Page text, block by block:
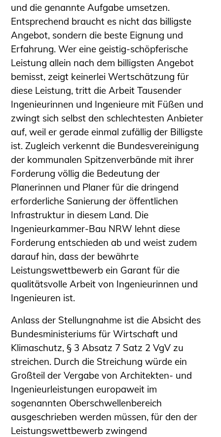
Bauherren-ABC
Informationen für Schülerinnen,
Schüler und Studierende
Projekte für Schülerinnen und Schüler
START.ING. Das Studierenden Praxis-
Programm
Wissenswertes für Studierende
Wettbewerbe für Studierende
BLING.BLING.
Kammer Newsletter
Presse
Kontakt und Anfahrt
Impressum
Datenschutz
Ingenieurakademie West
und die genannte Aufgabe umsetzen.
Entsprechend braucht es nicht das billigste
Angebot, sondern die beste Eignung und
Erfahrung. Wer eine geistig-schöpferische
Leistung allein nach dem billigsten Angebot
bemisst, zeigt keinerlei Wertschätzung für
diese Leistung, tritt die Arbeit Tausender
Ingenieurinnen und Ingenieure mit Füßen und
zwingt sich selbst den schlechtesten Anbieter
auf, weil er gerade einmal zufällig der Billigste
ist. Zugleich verkennt die Bundesvereinigung
der kommunalen Spitzenverbände mit ihrer
Forderung völlig die Bedeutung der
Planerinnen und Planer für die dringend
erforderliche Sanierung der öffentlichen
Infrastruktur in diesem Land. Die
Ingenieurkammer-Bau NRW lehnt diese
Forderung entschieden ab und weist zudem
darauf hin, dass der bewährte
Leistungswettbewerb ein Garant für die
qualitätsvolle Arbeit von Ingenieurinnen und
Ingenieuren ist.
Anlass der Stellungnahme ist die Absicht des
Bundesministeriums für Wirtschaft und
Klimaschutz, § 3 Absatz 7 Satz 2 VgV zu
streichen. Durch die Streichung würde ein
Großteil der Vergabe von Architekten- und
Ingenieurleistungen europaweit im
sogenannten Oberschwellenbereich
ausgeschrieben werden müssen, für den der
Leistungswettbewerb zwingend